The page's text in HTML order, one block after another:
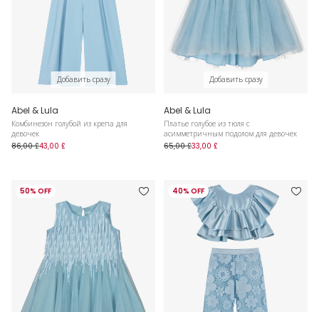
Добавить сразу
Abel & Lula
Комбинезон голубой из крепа для
девочек
86,00 £43,00 £
Добавить сразу
Abel & Lula
Платье голубое из тюля с
асимметричным подолом для девочек
65,00 £33,00 £
50% OFF 40% OFF